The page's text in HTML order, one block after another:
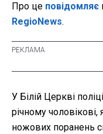
Про це повідомляє
RegioNews.
У Білій Церкві
річному
ножових поранень